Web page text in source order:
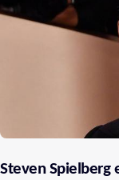
Steven Spielberg